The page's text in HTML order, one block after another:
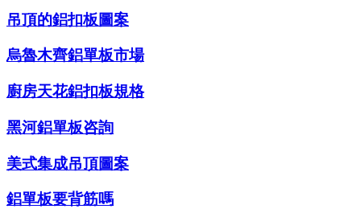
吊頂的鋁扣板圖案
烏魯木齊鋁單板市場
廚房天花鋁扣板規格
黑河鋁單板咨詢
美式集成吊頂圖案
鋁單板要背筋嗎